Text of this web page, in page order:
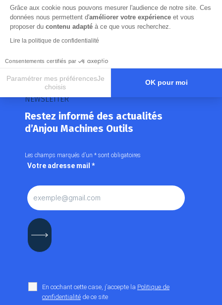
Grâce aux cookie nous pouvons mesurer l'audience de notre site. Ces
données nous permettent d'améliorer votre expérience et vous
proposer du contenu adapté à ce que vous recherchez.
Lire la politique de confidentialité
Consentements certifiés par
Paramétrer mes préférencesJe
choisis
OK pour moi
Axeptio consent
Plateforme de Gestion du Consentement : Personnalisez vos
Notre plateforme vous permet d'adapter et de gérer vos
NEWSLETTER
Restez informé des actualités
d’Anjou Machines Outils
Les champs marqués d’un * sont obligatoires
Votre adresse mail *
En cochant cette case, j’accepte la Politique de
confidentialité de ce site